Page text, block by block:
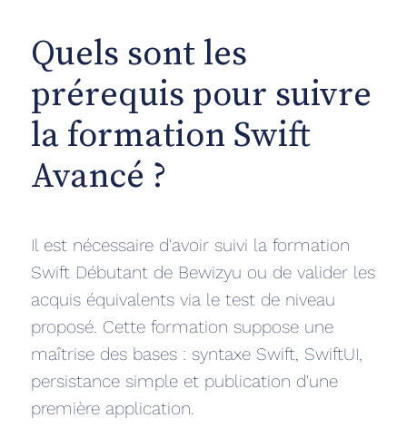
Quels sont les
prérequis pour suivre
la formation Swift
Avancé ?
Il est nécessaire d'avoir suivi la formation
Swift Débutant de Bewizyu ou de valider les
acquis équivalents via le test de niveau
proposé. Cette formation suppose une
maîtrise des bases : syntaxe Swift, SwiftUI,
persistance simple et publication d'une
première application.